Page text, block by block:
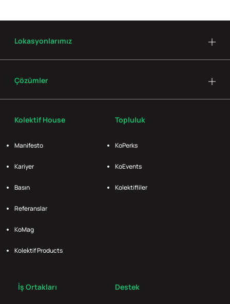
Kolektif House
Manifesto
Kariyer
Basın
Referanslar
KoMag
Kolektif Products
Topluluk
KoPerks
KoEvents
Kolektifliler
İş Ortakları Destek
Lokasyonlarımız
Çözümler